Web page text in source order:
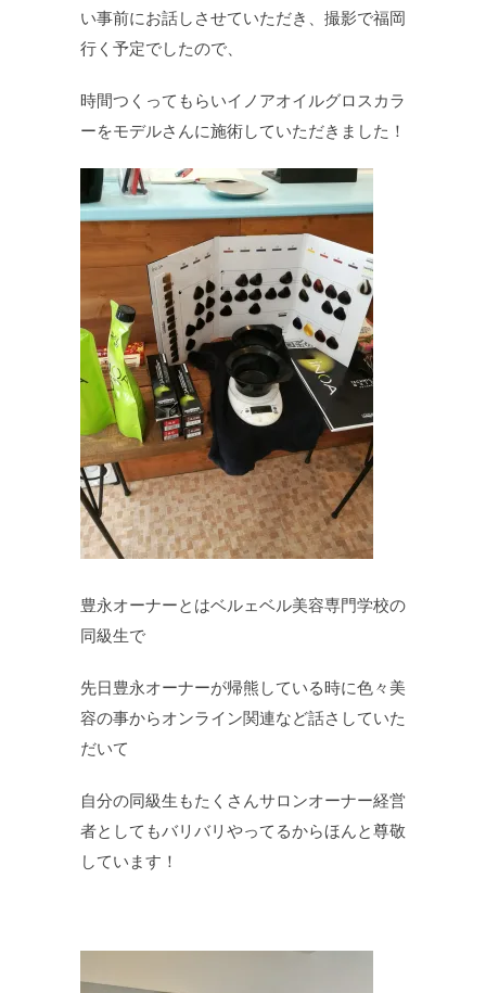
い事前にお話しさせていただき、撮影で福岡
行く予定でしたので、
時間つくってもらいイノアオイルグロスカラ
ーをモデルさんに施術していただきました！
豊永オーナーとはベルェベル美容専門学校の
同級生で
先日豊永オーナーが帰熊している時に色々美
容の事からオンライン関連など話さしていた
だいて
自分の同級生もたくさんサロンオーナー経営
者としてもバリバリやってるからほんと尊敬
しています！